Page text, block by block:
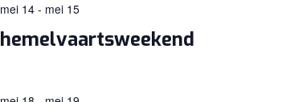
hemelvaartsweekend
mei 14- mei 15